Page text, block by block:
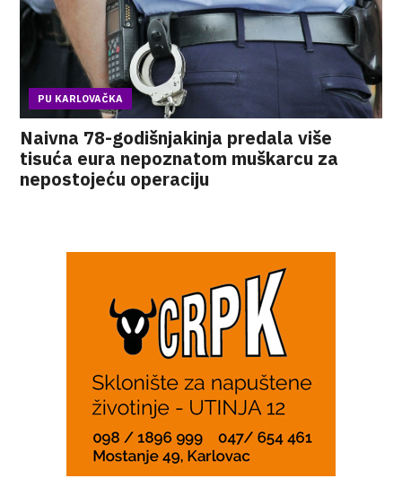
PU KARLOVAČKA
Naivna 78-godišnjakinja predala više
tisuća eura nepoznatom muškarcu za
nepostojeću operaciju